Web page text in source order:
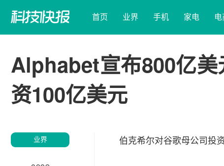
首页 业界 手机 家电 电
Alphabet宣布800亿
资100亿美元
业界 伯克希尔对谷歌母公司 投